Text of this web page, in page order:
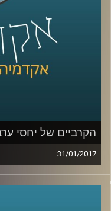
הישראליות
"בת דור", "מחול
הקיבוצית"
אבדה ומה יכול
הקרביים של יחסי
31/01/2017
שתי תיאוריות